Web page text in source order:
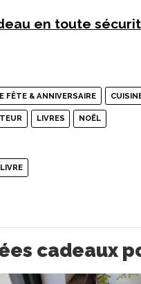
en toute
FÊTE & ANNIVERSAIRE
LIVRES NOËL
LIVRE
cadeaux